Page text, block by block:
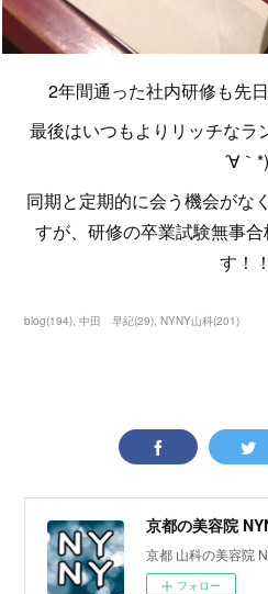
2年間通った社内研修も先
最後はいつもよりリッチなラ
´∀｀*)
同期と定期的に会う機会がな
すが、研修の卒業試験無事
す！！
blog(194) 中田 早紀(29) NYNY山科(201)
京都の美容院
京都 山科の美容院
フォロー